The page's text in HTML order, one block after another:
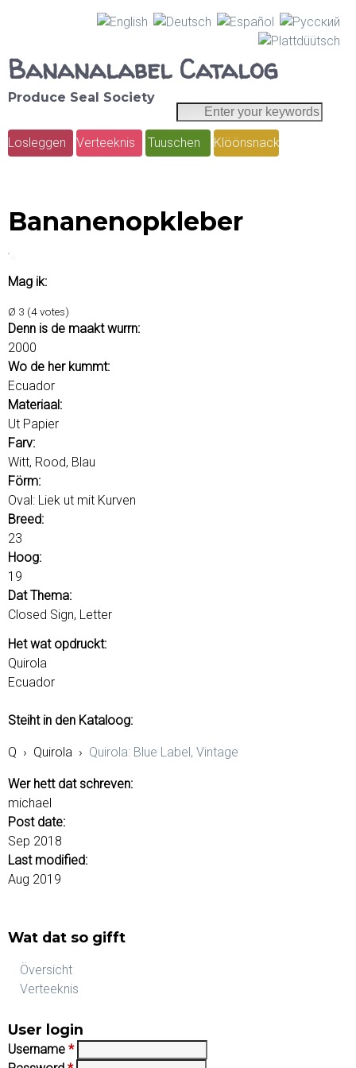
Skip
main
content
Bananalabel Catalog
Produce Seal Society
e
c
h
n
t
M
i
m
e
n
u
Losleggen Verteeknis Tuuschen Klöönsnack
Bananenopkleber
Mag ik:
Ø 3 (4votes)
Denn is de maakt wurrn:
2000
Wo de her kummt:
Ecuador
Materiaal:
Ut Papier
Farv:
Witt, Rood, Blau
Förm:
Oval: Liek ut mit Kurven
Breed:
23
Hoog:
19
Dat Thema:
Closed Sign, Letter
Het wat opdruckt:
Quirola
Ecuador
Steiht in den Kataloog:
Q › Quirola › Quirola: Blue Label, Vintage
Wer hett dat schreven:
michael
Post date:
Sep 2018
Last modified:
Aug 2019
Wat dat so gifft
Översicht
Verteeknis
User login
Username *